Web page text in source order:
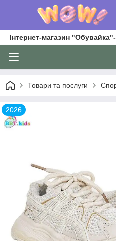
Інтернет-магазин
Товари та послуги
2026